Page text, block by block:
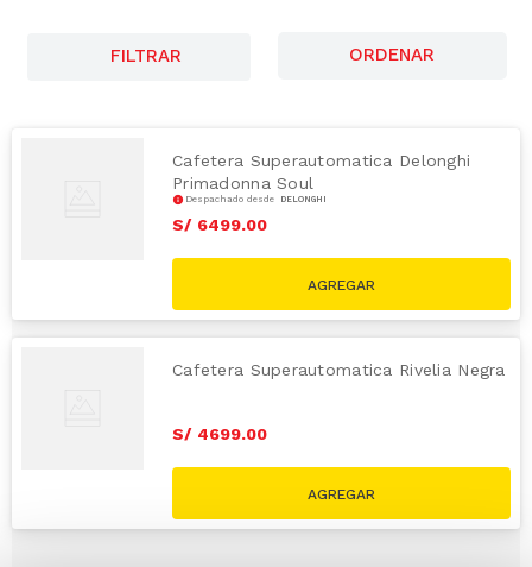
FILTRAR
Cafetera Superautomatica Delonghi
Primadonna Soul
Despachado desde DELONGHI
S/ 6499.00
Cafetera Superautomatica Rivelia Negra
S/ 4699.00